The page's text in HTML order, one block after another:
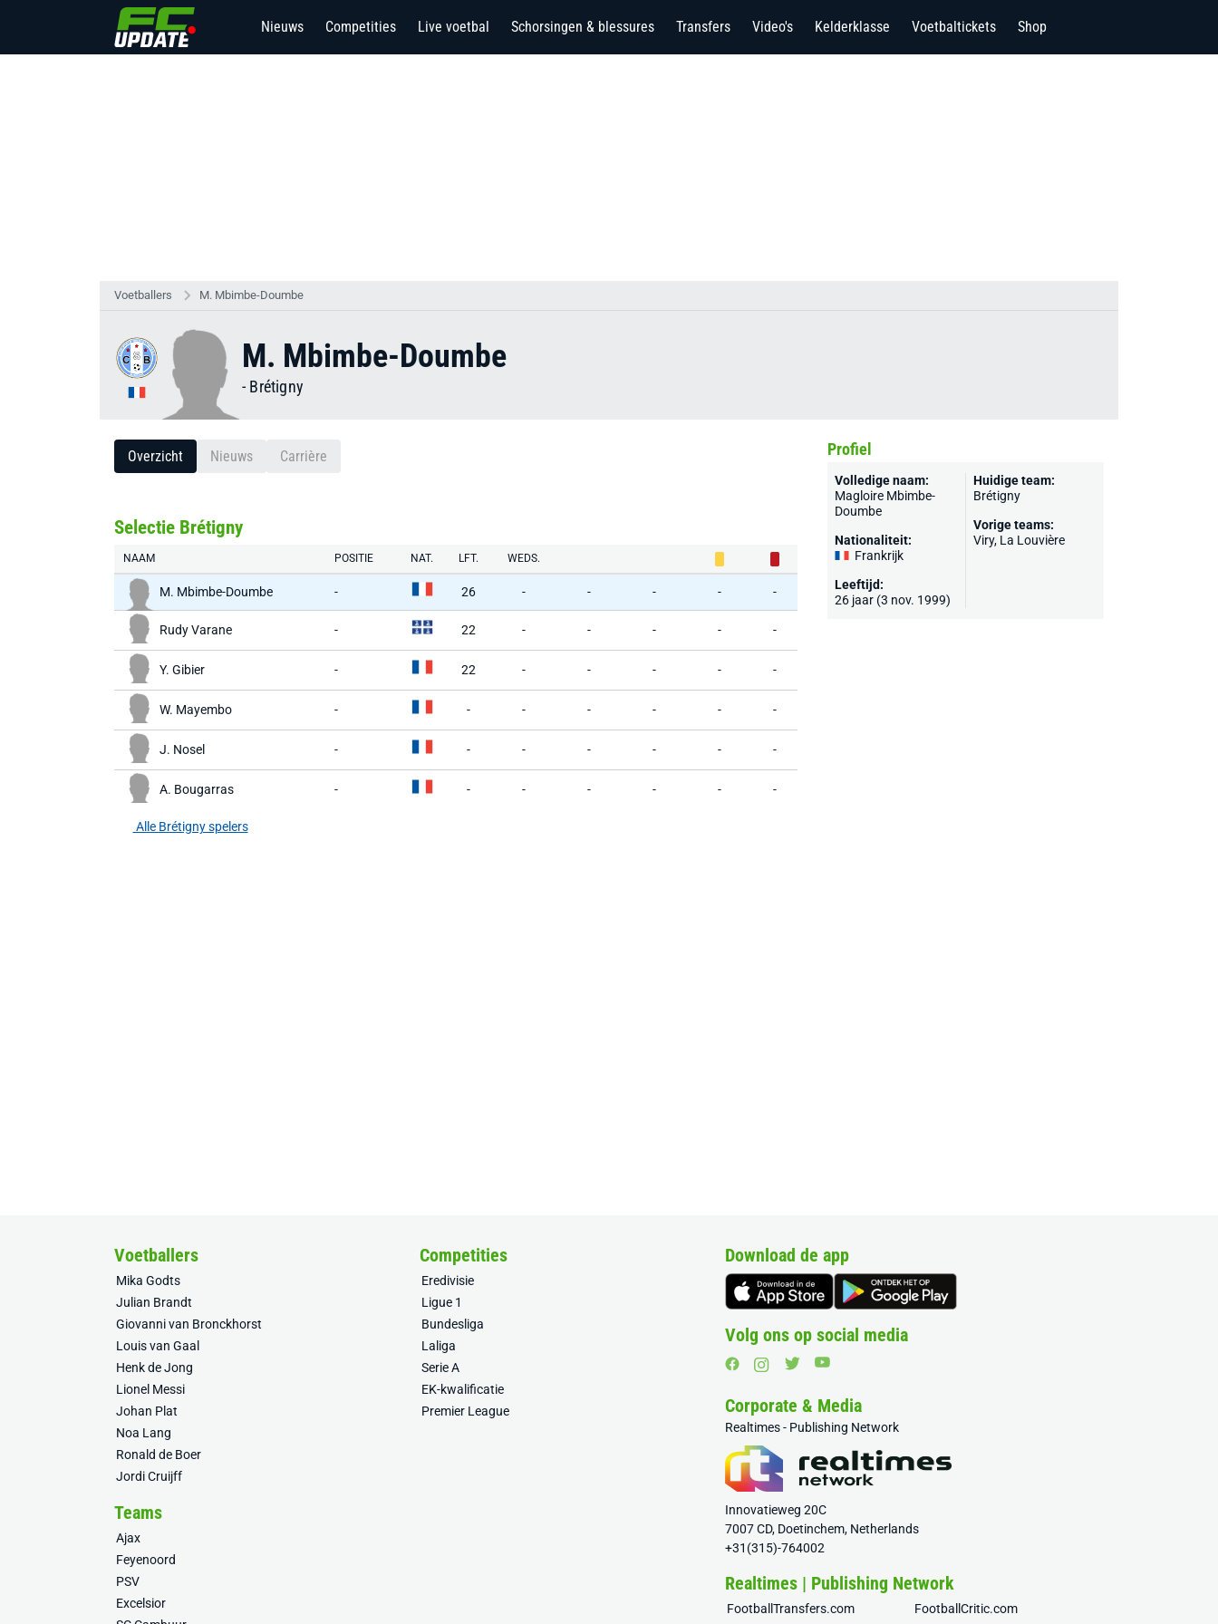
Nieuws Competities Live voetbal Schorsingen & blessures Transfers Video's Kelderklasse Voetbaltickets Shop
Voetballers M. Mbimbe-Doumbe
M. Mbimbe-Doumbe
- Brétigny
Overzicht Nieuws Carrière
Selectie Brétigny
NAAM POSITIE NAT. LFT. WEDS.
M. Mbimbe-Doumbe - 26 - - - - -
Rudy Varane - 22 - - - - -
Y. Gibier - 22 - - - - -
W. Mayembo - - - - - - -
J. Nosel - - - - - - -
A. Bougarras - - - - - - -
Alle Brétigny spelers
Profiel
Volledige naam:
Magloire Mbimbe-
Doumbe
Nationaliteit:
Frankrijk
Leeftijd:
26 jaar (3 nov. 1999)
Huidige team:
Brétigny
Vorige teams:
Viry, La Louvière
Voetballers
Mika Godts
Julian Brandt
Giovanni van Bronckhorst
Louis van Gaal
Henk de Jong
Lionel Messi
Johan Plat
Noa Lang
Ronald de Boer
Jordi Cruijff
Competities
Eredivisie
Ligue 1
Bundesliga
Laliga
Serie A
EK-kwalificatie
Premier League
Teams
Ajax
Feyenoord
PSV
Excelsior
Download de app
Volg ons op social media
Corporate & Media
Realtimes - Publishing Network
Innovatieweg 20C
7007 CD, Doetinchem, Netherlands
+31(315)-764002
Realtimes | Publishing Network
FootballTransfers.com
FootballCritic.com